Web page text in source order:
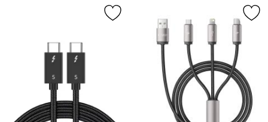
Markera 2m Thunderbolt 5 Kabel